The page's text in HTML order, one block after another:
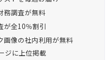
務調査が無料
が全10％割引
画像の社内利用が無料
ジに上位掲載